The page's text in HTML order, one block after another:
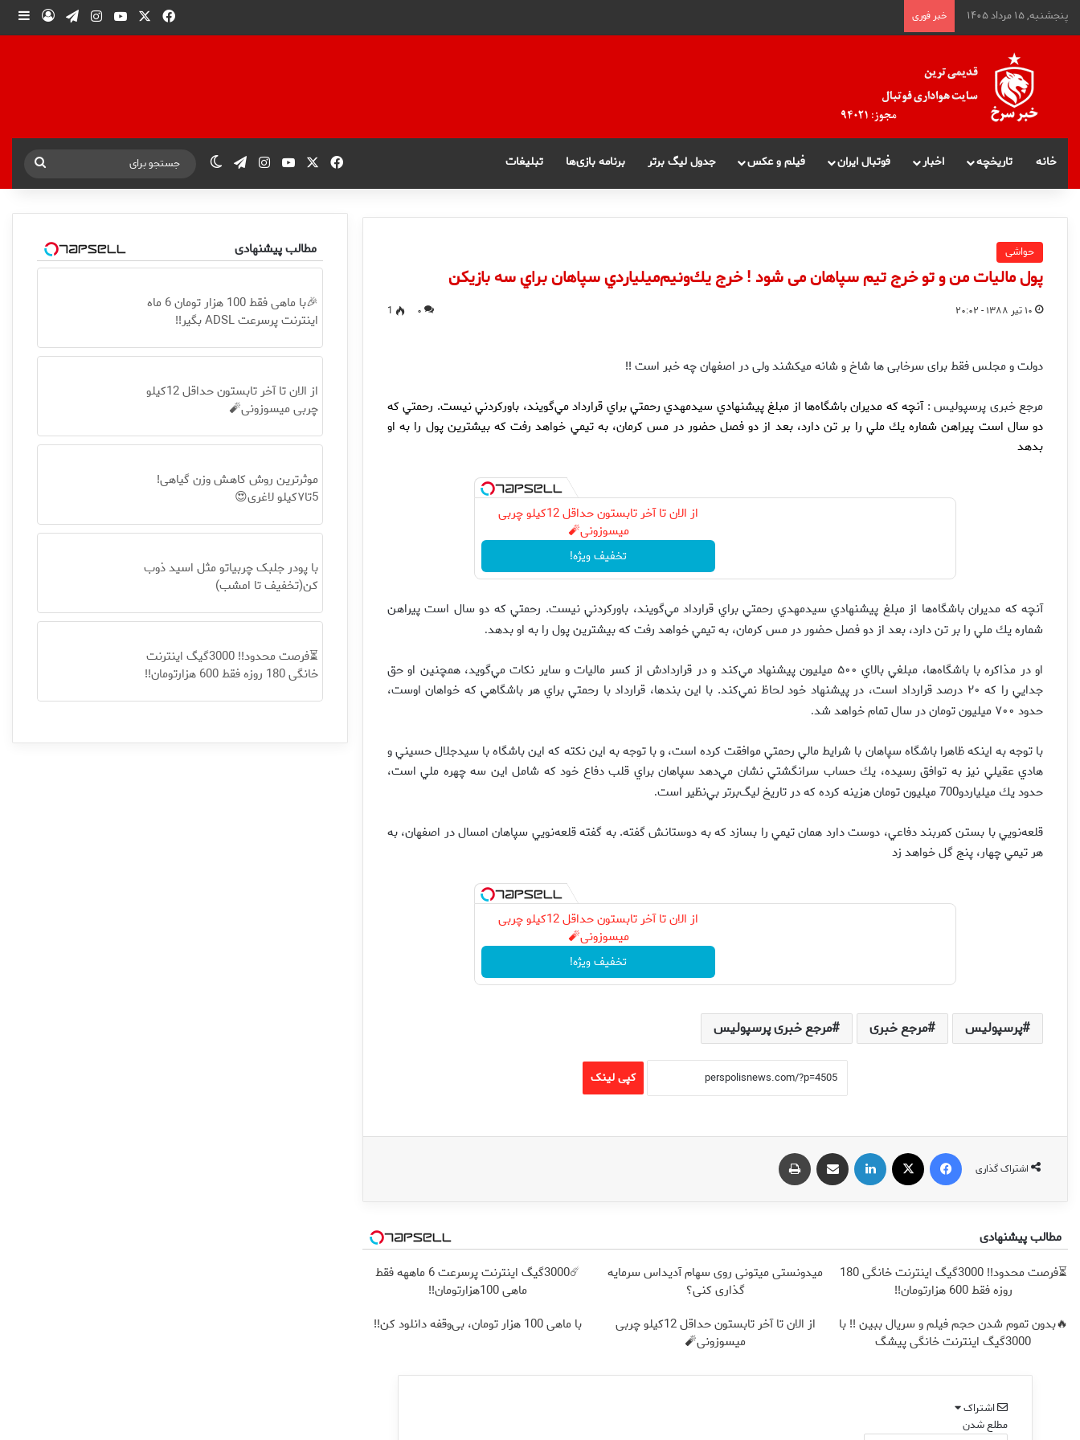
پنجشنبه, ۱۵ مرداد ۱۴۰۵ خبر فوری فیس بوکیوتیوباینستاگرام
تلگرامورود
خانه تاریخچه اخبار فوتبال ایران فیلم و عکس جدول لیگ برتر برنامه بازی‌ها تبلیغات فیس بوکیوتیوباینستاگرام
تلگرامتغییر پوسته
جستجو
برای
حواشی
پول مالیات من و تو خرج تیم سپاهان می شود ! خرج يك‌ونيم‌ميلياردي سپاهان براي سه بازيكن
۱۰ تیر ۱۳۸۸ - ۲۰:۰۲ ۰ 1
دولت و مجلس فقط برای سرخابی ها شاخ و شانه میکشند ولی در اصفهان چه خبر است !!
مرجع خبری پرسپولیس : آنچه كه مديران باشگاه‌ها از مبلغ پيشنهادي سيدمهدي رحمتي براي قرارداد مي‌گويند، باوركردني نيست. رحمتي كه
دو سال است پيراهن شماره يك ملي را بر تن دارد، بعد از دو فصل حضور در مس كرمان، به تيمي خواهد رفت كه بيشترين پول را به او
بدهد
از الان تا آخر تابستون حداقل 12کیلو چربی
میسوزونی🧨
تخفیف ویژه!
آنچه كه مديران باشگاه‌ها از مبلغ پيشنهادي سيدمهدي رحمتي براي قرارداد مي‌گويند، باوركردني نيست. رحمتي كه دو سال است پيراهن
شماره يك ملي را بر تن دارد، بعد از دو فصل حضور در مس كرمان، به تيمي خواهد رفت كه بيشترين پول را به او بدهد.
او در مذاكره با باشگاه‌ها، مبلغي بالاي ۵۰۰ ميليون پيشنهاد مي‌كند و در قراردادش از كسر ماليات و ساير نكات مي‌گويد، همچنين او حق
جدايي را كه ۲۰ درصد قرارداد است، در پيشنهاد خود لحاظ نمي‌كند. با اين بندها، قرارداد با رحمتي براي هر باشگاهي كه خواهان اوست،
حدود ۷۰۰ ميليون تومان در سال تمام خواهد شد
.
با توجه به اينكه ظاهرا باشگاه سپاهان با شرايط مالي رحمتي موافقت كرده است، و با توجه به اين نكته كه اين باشگاه با سيدجلال حسيني و
هادي عقيلي نيز به توافق رسيده، يك حساب سرانگشتي نشان مي‌دهد سپاهان براي قلب دفاع خود كه شامل اين سه چهره ملي است،
حدود يك ميلياردو700 ميليون تومان هزينه كرده كه در تاريخ ليگ‌برتر بي‌نظير است
.
قلعه‌نويي با بستن كمربند دفاعي، دوست دارد همان تيمي را بسازد كه به دوستانش گفته. به گفته قلعه‌نويي سپاهان امسال در اصفهان، به
هر تيمي چهار، پنج گل خواهد زد
از الان تا آخر تابستون حداقل 12کیلو چربی
میسوزونی🧨
تخفیف ویژه!
پرسپولیس مرجع خبری مرجع خبری پرسپولیس
کپی لینک
اشتراک گذاری
فیس بوک لینکدین اشتراک گذاری از طریق ایمیل
مطالب پیشنهادی
⏳فرصت محدود!! 3000گیگ اینترنت خانگی 180
روزه فقط 600 هزارتومان!!
میدونستی میتونی روی سهام آدیداس سرمایه
گذاری کنی؟
☄️3000گیگ اینترنت پرسرعت 6 ماههه فقط
ماهی 100هزارتومان!!
🔥بدون تموم شدن حجم فیلم و سریال ببین !! با
3000گیگ اینترنت خانگی پیشگ
از الان تا آخر تابستون حداقل 12کیلو چربی
میسوزونی🧨
با ماهی 100 هزار تومان، بی‌وقفه دانلود کن!!
اشتراک
مطلع شدن
مطالب پیشنهادی
🎉با ماهی فقط 100 هزار تومان 6 ماه
اینترنت پرسرعت ADSL بگیر!!
از الان تا آخر تابستون حداقل 12کیلو
چربی میسوزونی🧨
موثرترین روش کاهش وزن گیاهی!
5تا۷کیلو لاغری😍
با پودر جلبک چربیاتو مثل اسید ذوب
کن(تخفیف تا امشب)
⏳فرصت محدود!! 3000گیگ اینترنت
خانگی 180 روزه فقط 600 هزارتومان!!